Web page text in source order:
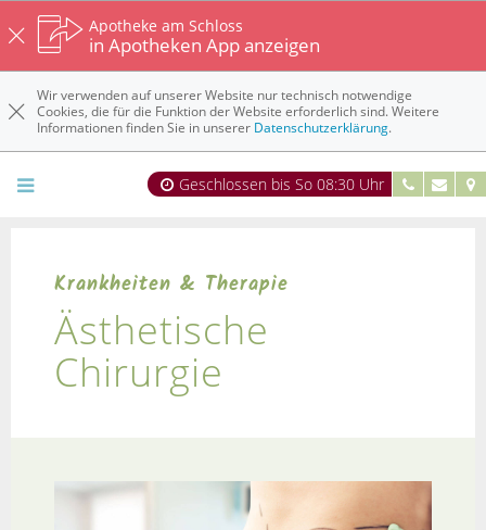
Apotheke am Schloss
in Apotheken App anzeigen
Wir verwenden auf unserer Website nur technisch notwendige
Cookies, die für die Funktion der Website erforderlich sind. Weitere
Informationen finden Sie in unserer Datenschutzerklärung.
Geschlossen bis So 08:30 Uhr
Krankheiten & Therapie
Ästhetische
Chirurgie